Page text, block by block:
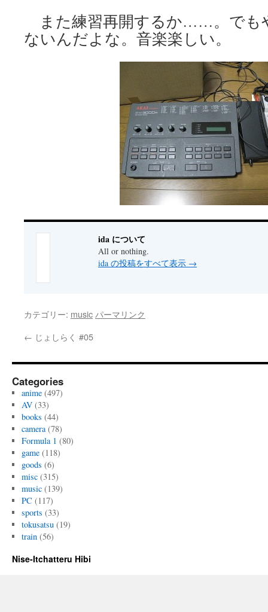
また練習再開するか……。でも
ないんだよな。音楽楽しい。
ida について
All or nothing.
ida の投稿をすべて表示 →
カテゴリー: music パーマリンク
← じょしらく #05
Categories
anime(497)
AV(33)
books (44)
camera(78)
Formula 1 (80)
game(118)
goods (6)
misc(315)
music(139)
PC (117)
sports (33)
tokusatsu(19)
train(56)
Nise-Itchatteru Hibi